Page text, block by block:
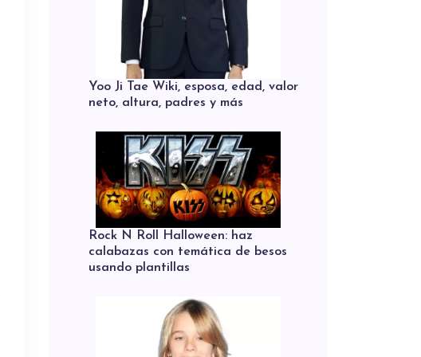
Yoo Ji Tae Wiki, esposa, edad, valor
neto, altura, padres y más
Rock N Roll Halloween: haz
calabazas con temática de besos
usando plantillas